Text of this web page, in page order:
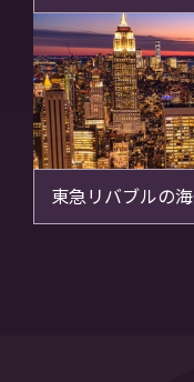
東急リバブルの